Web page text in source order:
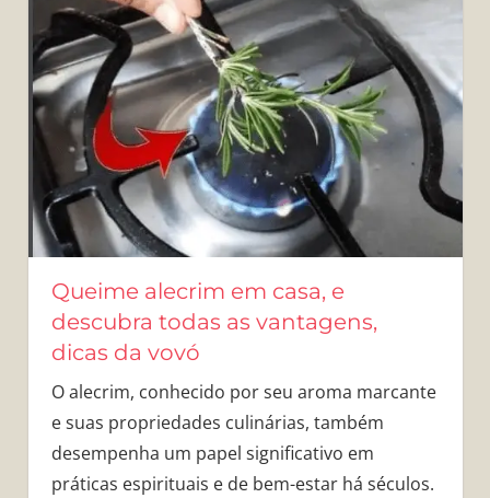
Queime alecrim em casa, e
descubra todas as vantagens,
dicas da vovó
O alecrim, conhecido por seu aroma marcante
e suas propriedades culinárias, também
desempenha um papel significativo em
práticas espirituais e de bem-estar há séculos.